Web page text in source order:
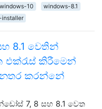
windows-10
windows-8.1
installer
8.1 වෙතින්
එක්රැස් කිරීමෙන්
කරන්නේ
7, 8 සහ 8.1 වෙත